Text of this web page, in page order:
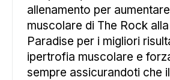
allenamento per
muscolare di The Rock
Paradise per i migliori
ipertrofia muscolare e
sempre assicurandoti che